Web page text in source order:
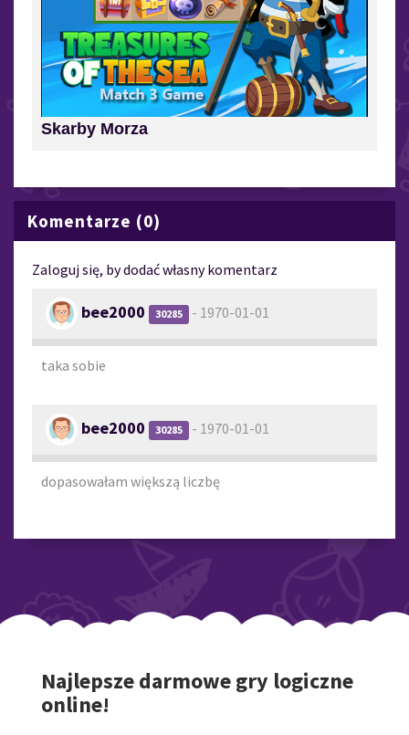
Skarby Morza
Komentarze (0)
Zaloguj się, by dodać własny komentarz
bee2000 30285 - 1970-01-01
taka sobie
bee2000 30285 - 1970-01-01
dopasowałam większą liczbę
Najlepsze darmowe gry logiczne
online!